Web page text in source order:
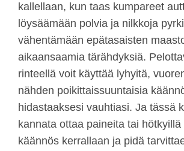
kallellaan, kun taas kumpareet
löysäämään polvia ja nilkkoja
vähentämään epätasaisten
aikaansaamia tärähdyksiä.
rinteellä voit käyttää lyhyitä,
nähden poikittaissuuntaisia
hidastaaksesi vauhtiasi. Ja tässä
kannata ottaa paineita tai
käännös kerrallaan ja pidä